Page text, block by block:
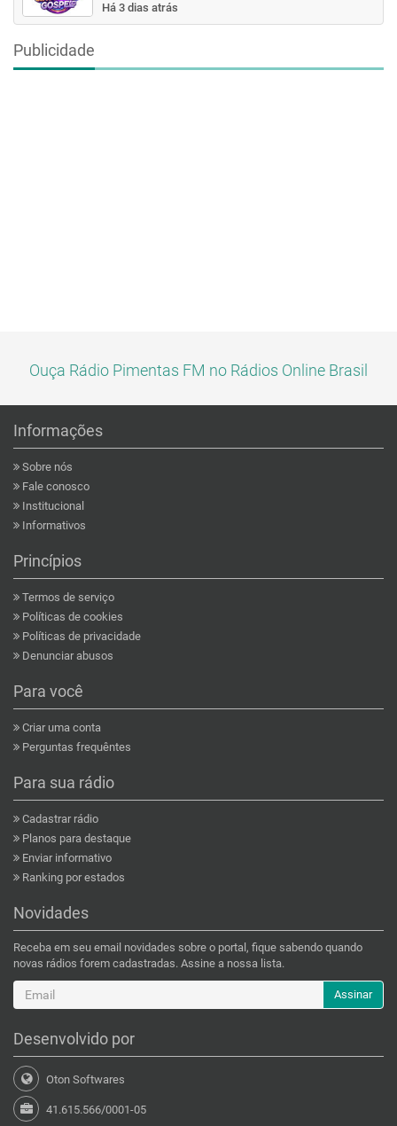
Há 3 dias atrás
Publicidade
Ouça Rádio Pimentas FM no Rádios Online Brasil
Informações
Sobre nós
Fale conosco
Institucional
Informativos
Princípios
Termos de serviço
Políticas de cookies
Políticas de privacidade
Denunciar abusos
Para você
Criar uma conta
Perguntas frequêntes
Para sua rádio
Cadastrar rádio
Planos para destaque
Enviar informativo
Ranking por estados
Novidades
Receba em seu email novidades sobre o portal, fique sabendo quando
novas rádios forem cadastradas. Assine a nossa lista.
Assinar
Desenvolvido por
Oton Softwares
41.615.566/0001-05